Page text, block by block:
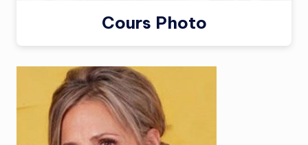
Cours Photo